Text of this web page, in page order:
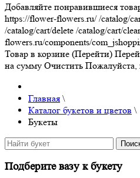
Добавляйте понравившиеся
https://flower-flowers.ru/ /catalog/
/catalog/cart/delete /catalog/cart/clear
flowers.ru/components/
Товар в корзине (Перейти)
на сумму Очистить Пожалуйста,
Главная \
Каталог букетов и цветов \
Букеты
Подберите вазу к букету